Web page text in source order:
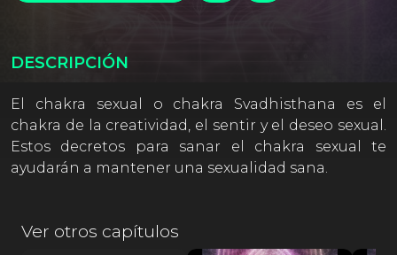
DESCRIPCIÓN
El chakra sexual o chakra Svadhisthana es el
chakra de la creatividad, el sentir y el deseo sexual.
Estos decretos para sanar el chakra sexual te
ayudarán a mantener una sexualidad sana.
Ver otros capítulos